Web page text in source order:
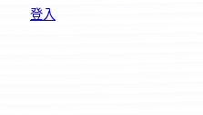
登入